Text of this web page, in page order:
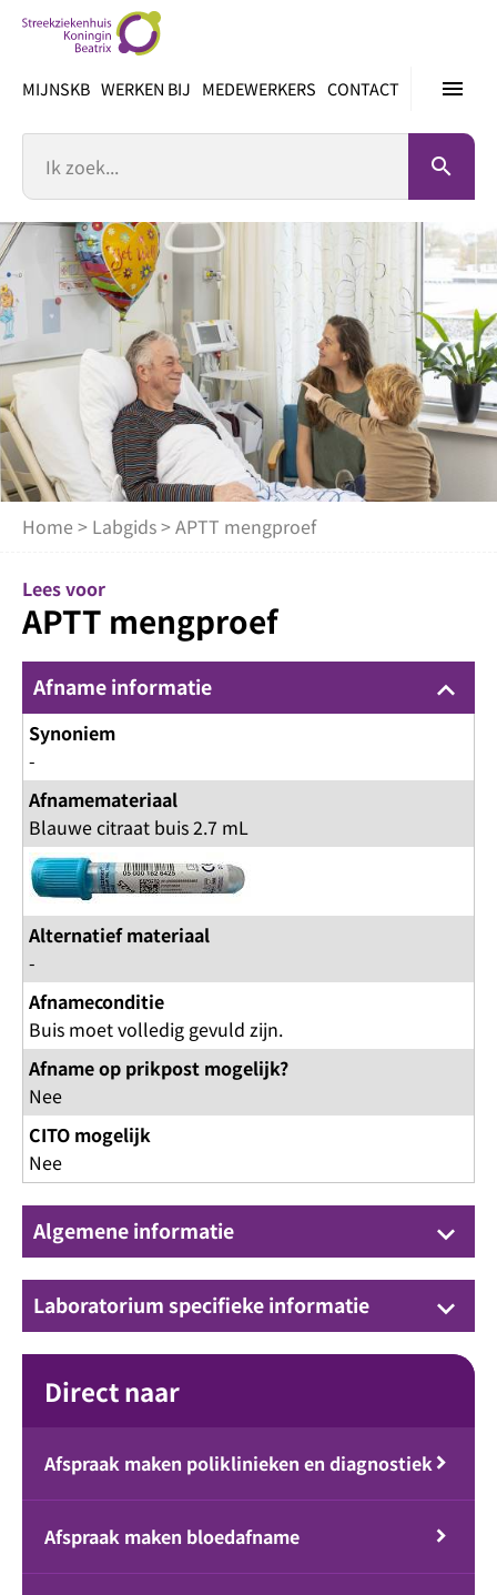
inhoud
menu
MIJNSKB WERKEN BIJ MEDEWERKERS CONTACT
search
Home > Labgids> APTT mengproef
Lees voor
APTT mengproef
Afname informatie keyboard_arrow_up
Synoniem
-
Afnamemateriaal
Blauwe citraat buis 2.7 mL
Alternatief materiaal
-
Afnameconditie
Buis moet volledig gevuld zijn.
Afname op prikpost mogelijk?
Nee
CITO mogelijk
Nee
Algemene informatie keyboard_arrow_down
Laboratorium specifieke informatie keyboard_arrow_down
Direct naar
Afspraak maken poliklinieken en diagnostiek
Afspraak maken bloedafname